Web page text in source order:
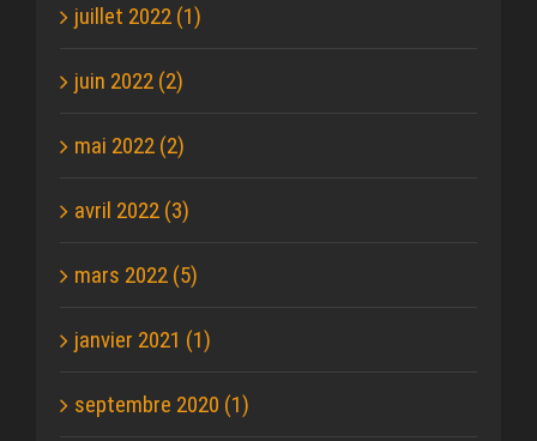
juillet 2022 (1)
juin 2022 (2)
mai 2022 (2)
avril 2022 (3)
mars 2022 (5)
janvier 2021 (1)
septembre 2020 (1)